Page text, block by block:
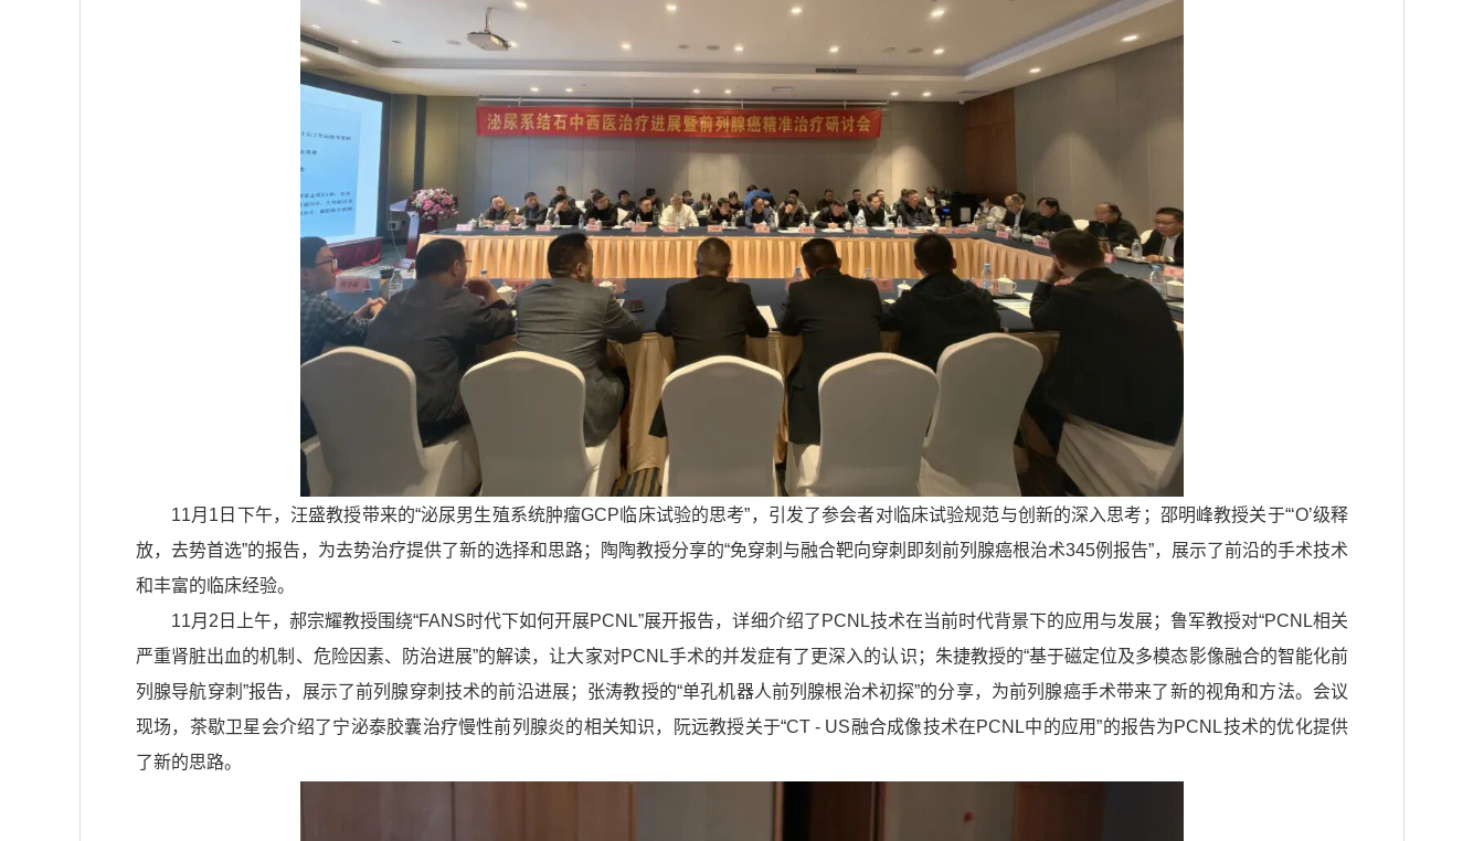
11月1日下午，汪盛教授带来的“泌尿男生殖系统肿瘤GCP临床试验的思考”，引发了参会者对临床试验规范与创新的深入思考；邵明峰教授关于“‘O’级释
放，去势首选”的报告，为去势治疗提供了新的选择和思路；陶陶教授分享的“免穿刺与融合靶向穿刺即刻前列腺癌根治术345例报告”，展示了前沿的手术技术
和丰富的临床经验。
11月2日上午，郝宗耀教授围绕“FANS时代下如何开展PCNL”展开报告，详细介绍了PCNL技术在当前时代背景下的应用与发展；鲁军教授对“PCNL相关
严重肾脏出血的机制、危险因素、防治进展”的解读，让大家对PCNL手术的并发症有了更深入的认识；朱捷教授的“基于磁定位及多模态影像融合的智能化前
列腺导航穿刺”报告，展示了前列腺穿刺技术的前沿进展；张涛教授的“单孔机器人前列腺根治术初探”的分享，为前列腺癌手术带来了新的视角和方法。会议
现场，茶歇卫星会介绍了宁泌泰胶囊治疗慢性前列腺炎的相关知识，阮远教授关于“CT - US融合成像技术在PCNL中的应用”的报告为PCNL技术的优化提供
了新的思路。